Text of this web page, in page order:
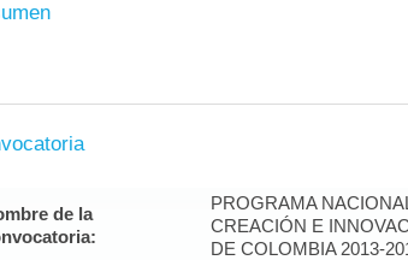
de la
PROGRAMA
CREACIÓN E
DE COLOMBIA 2013-